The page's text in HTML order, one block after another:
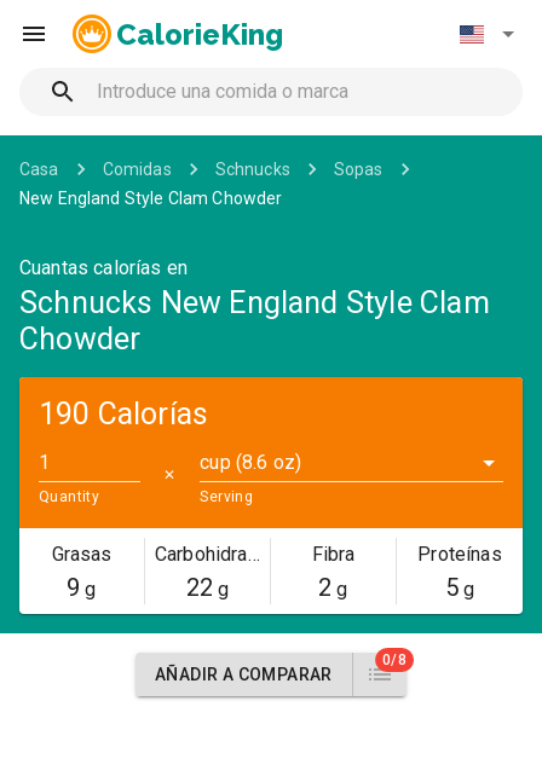
CalorieKing
Casa Comidas Schnucks
Sopas
New England Style Clam Chowder
Cuantas calorías en
Schnucks New England Style Clam
Chowder
190 Calorías
Quantity
✕
cup (8.6 oz)
Serving
Grasas
9 g
Carbohidratos
22 g
Fibra
2 g
Proteínas
5g
AÑADIR A COMPARAR
0/8